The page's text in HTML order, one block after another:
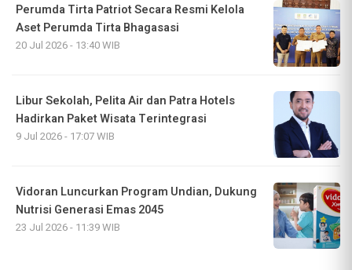
Perumda Tirta Patriot Secara Resmi Kelola
Aset Perumda Tirta Bhagasasi
20 Jul 2026 - 13:40 WIB
Libur Sekolah, Pelita Air dan Patra Hotels
Hadirkan Paket Wisata Terintegrasi
9 Jul 2026 - 17:07 WIB
Vidoran Luncurkan Program Undian, Dukung
Nutrisi Generasi Emas 2045
23 Jul 2026 - 11:39 WIB